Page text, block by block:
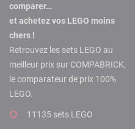
comparer…
et achetez vos LEGO moins
chers !
Retrouvez les sets LEGO au
meilleur prix sur COMPABRICK,
le comparateur de prix 100%
LEGO.
11135 sets LEGO